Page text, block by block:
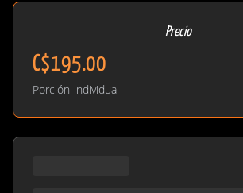
Precio
C$195.00
Porción individual